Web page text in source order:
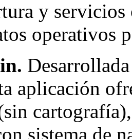
y
operativos
aplicación
sistema de